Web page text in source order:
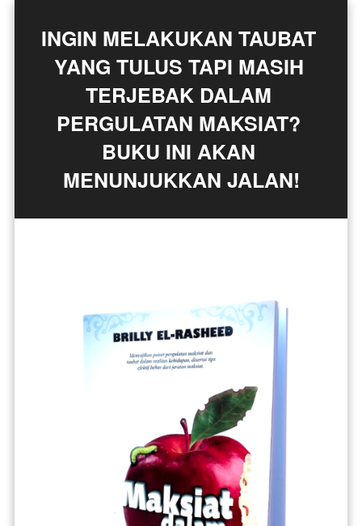
INGIN MELAKUKAN TAUBAT
YANG TULUS TAPI MASIH
TERJEBAK DALAM
PERGULATAN MAKSIAT?
BUKU INI AKAN
MENUNJUKKAN JALAN!